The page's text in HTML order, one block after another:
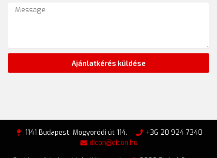
Ajánlatkérés küldése
1141 Budapest, Mogyoródi út 114.
+36 20 924 7340
dicon@dicon.hu